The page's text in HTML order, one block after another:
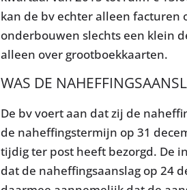
kan de bv echter alleen facturen
onderbouwen slechts een klein
alleen over grootboekkaarten.
WAS DE
De bv voert aan dat zij de
de naheffingstermijn op 31
tijdig ter post heeft bezorgd. De
dat de naheffingsaanslag op 24